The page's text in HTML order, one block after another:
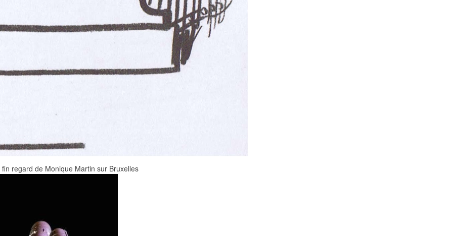
regard de Monique Martin sur Bruxelles